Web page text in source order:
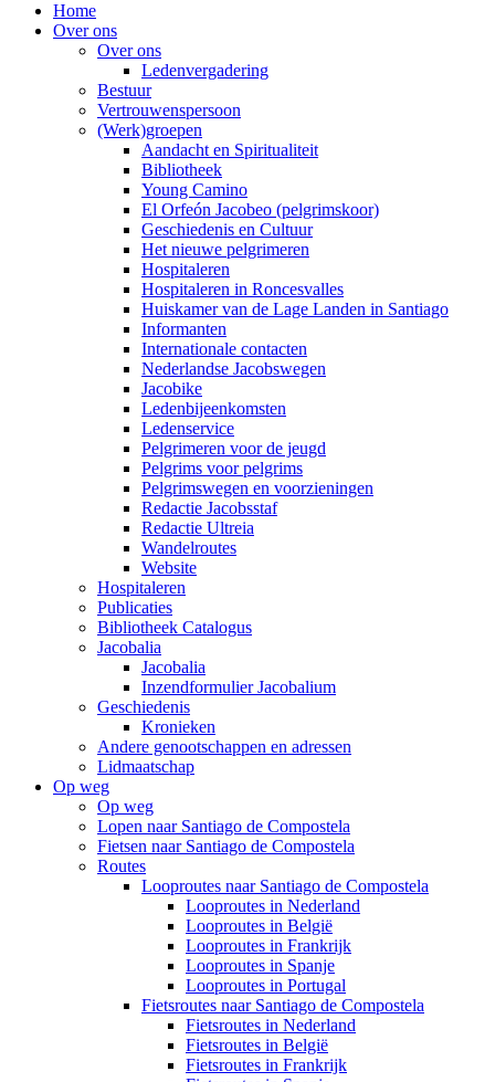
Home
Over ons
Over ons
Ledenvergadering
Bestuur
Vertrouwenspersoon
(Werk)groepen
Aandacht en Spiritualiteit
Bibliotheek
Young Camino
El Orfeón Jacobeo (pelgrimskoor)
Geschiedenis en Cultuur
Het nieuwe pelgrimeren
Hospitaleren
Hospitaleren in Roncesvalles
Huiskamer van de Lage Landen in Santiago
Informanten
Internationale contacten
Nederlandse Jacobswegen
Jacobike
Ledenbijeenkomsten
Ledenservice
Pelgrimeren voor de jeugd
Pelgrims voor pelgrims
Pelgrimswegen en voorzieningen
Redactie Jacobsstaf
Redactie Ultreia
Wandelroutes
Website
Hospitaleren
Publicaties
Bibliotheek Catalogus
Jacobalia
Jacobalia
Inzendformulier Jacobalium
Geschiedenis
Kronieken
Andere genootschappen en adressen
Lidmaatschap
Op weg
Op weg
Lopen naar Santiago de Compostela
Fietsen naar Santiago de Compostela
Routes
Looproutes naar Santiago de Compostela
Looproutes in Nederland
Looproutes in België
Looproutes in Frankrijk
Looproutes in Spanje
Looproutes in Portugal
Fietsroutes naar Santiago de Compostela
Fietsroutes in Nederland
Fietsroutes in België
Fietsroutes in Frankrijk